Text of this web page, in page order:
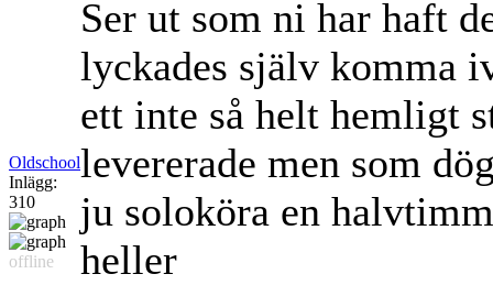
Oldschool
Inlägg:
310
offline
Ser ut som ni har haft
lyckades själv komma
ett inte så helt hemligt
levererade men som
ju soloköra en
heller